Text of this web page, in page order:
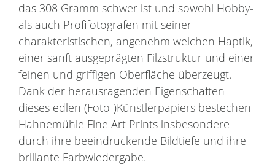
das 308 Gramm schwer ist und sowohl Hobby-
als auch Profifotografen mit seiner
charakteristischen, angenehm weichen Haptik,
einer sanft ausgeprägten Filzstruktur und einer
feinen und griffigen Oberfläche überzeugt.
Dank der herausragenden Eigenschaften
dieses edlen (Foto-)Künstlerpapiers bestechen
Hahnemühle Fine Art Prints insbesondere
durch ihre beeindruckende Bildtiefe und ihre
brillante Farbwiedergabe.